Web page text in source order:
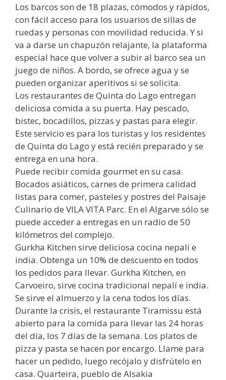
Los barcos son de 18 plazas, cómodos y rápidos,
con fácil acceso para los usuarios de sillas de
ruedas y personas con movilidad reducida. Y si
va a darse un chapuzón relajante, la plataforma
especial hace que volver a subir al barco sea un
juego de niños. A bordo, se ofrece agua y se
pueden organizar aperitivos si se solicita.
Los restaurantes de Quinta do Lago entregan
deliciosa comida a su puerta. Hay pescado,
bistec, bocadillos, pizzas y pastas para elegir.
Este servicio es para los turistas y los residentes
de Quinta do Lago y está recién preparado y se
entrega en una hora.
Puede recibir comida gourmet en su casa.
Bocados asiáticos, carnes de primera calidad
listas para comer, pasteles y postres del Paisaje
Culinario de VILA VITA Parc. En el Algarve sólo se
puede acceder a entregas en un radio de 50
kilómetros del complejo.
Gurkha Kitchen sirve deliciosa cocina nepalí e
india. Obtenga un 10% de descuento en todos
los pedidos para llevar. Gurkha Kitchen, en
Carvoeiro, sirve cocina tradicional nepalí e india.
Se sirve el almuerzo y la cena todos los días.
Durante la crisis, el restaurante Tiramissu está
abierto para la comida para llevar las 24 horas
del día, los 7 días de la semana. Los platos de
pizza y pasta se hacen por encargo. Llame para
hacer un pedido, luego recójalo y disfrútelo en
casa. Quarteira, pueblo de Alsakia